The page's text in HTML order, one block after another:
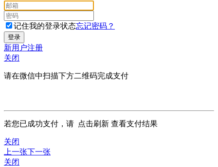
记住我的登录状态忘记密码？
新用户注册
关闭
请在微信中扫描下方二维码完成支付
若您已成功支付，请 点击刷新 查看支付结果
关闭
上一张下一张
关闭